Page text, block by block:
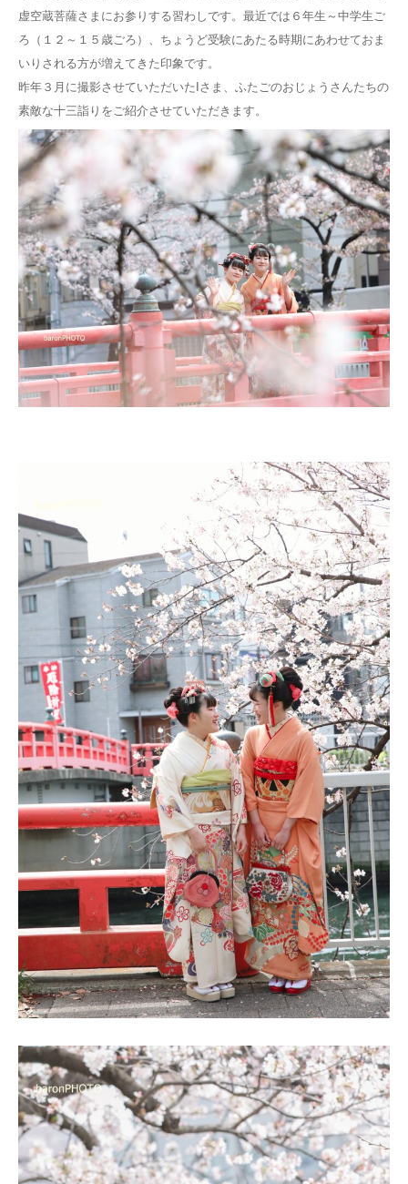
虚空蔵菩薩さまにお参りする習わしです。最近では６年生～中学生ご
ろ（１２～１５歳ごろ）、ちょうど受験にあたる時期にあわせておま
いりされる方が増えてきた印象です。
昨年３月に撮影させていただいたIさま、ふたごのおじょうさんたちの
素敵な十三詣りをご紹介させていただきます。